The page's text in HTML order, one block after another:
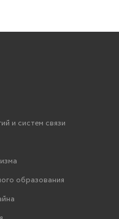
и систем связи
образования